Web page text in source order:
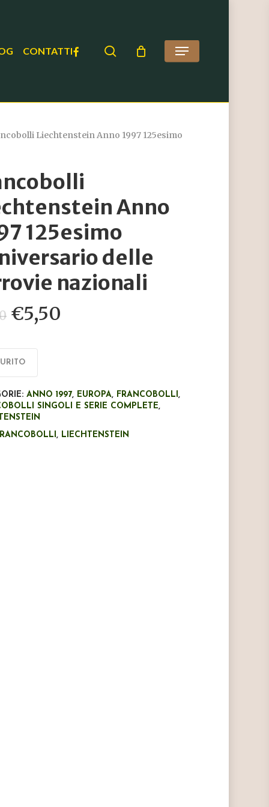
CONTATTIFACEBOOK search Menu
Liechtenstein Anno 1997 125esimo
Anno
125esimo
delle
nazionali
Il
prezzo
originale
era:
€9,00.
€5,50
€5,50.
ANNO 1997, EUROPA, FRANCOBOLLI,
SINGOLI E SERIE COMPLETE,
, LIECHTENSTEIN